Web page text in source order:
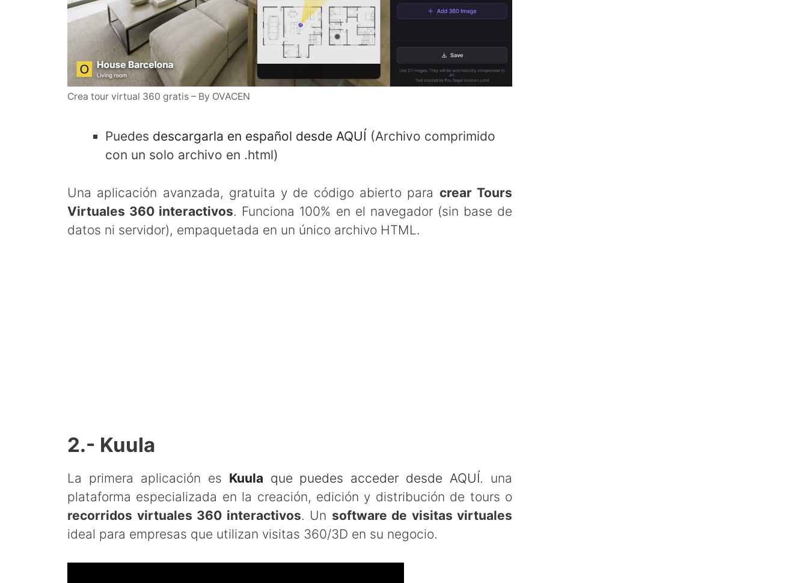
Crea tour virtual 360 gratis – By OVACEN
Puedes descargarla en español desde AQUÍ (Archivo comprimido
con un solo archivo en .html)
Una aplicación avanzada, gratuita y de código abierto para crear Tours
Virtuales 360 interactivos. Funciona 100% en el navegador (sin base de
datos ni servidor), empaquetada en un único archivo HTML.
2.- Kuula
La primera aplicación es Kuula que puedes acceder desde AQUÍ. una
plataforma especializada en la creación, edición y distribución de tours o
recorridos virtuales 360 interactivos. Un software de visitas virtuales
ideal para empresas que utilizan visitas 360/3D en su negocio.